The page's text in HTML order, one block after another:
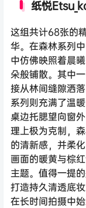
纸悦
这组共计68张的
华。在森林系列
中仿佛映照着晨
朵般铺散。其中
接从林间缝隙洒
系列则充满了温
桌边托腮望向窗
理上极为克制，
的清新感，并柔
画面的暖黄与棕
主题。值得一提
打造持久清透底
在长时间拍摄中始